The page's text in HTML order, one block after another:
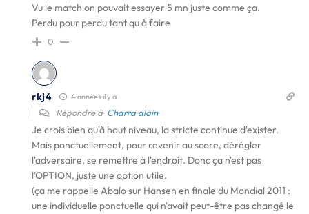
Vu le match on pouvait essayer 5 mn juste comme ça.
Perdu pour perdu tant qu à faire
0
rkj4 4 années il y a
Répondre à Charra alain
Je crois bien qu'à haut niveau, la stricte continue d'exister.
Mais ponctuellement, pour revenir au score, dérégler
l'adversaire, se remettre à l'endroit. Donc ça n'est pas
l'OPTION, juste une option utile.
(ça me rappelle Abalo sur Hansen en finale du Mondial 2011 :
une individuelle ponctuelle qui n'avait peut-être pas changé le